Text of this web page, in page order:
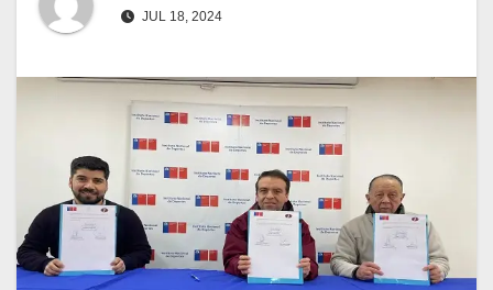
JUL 18, 2024